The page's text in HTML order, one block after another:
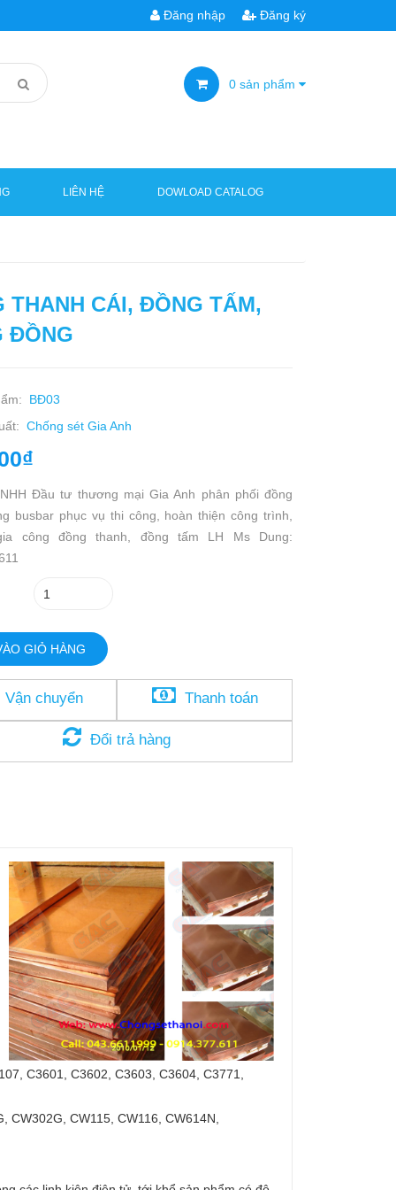
Đăng nhập Đăng ký
0 sản phẩm
LIÊN HỆ DOWLOAD CATALOG
THANH CÁI, ĐỒNG TẤM,
ĐỒNG
BĐ03
Chống sét Gia Anh
Đầu tư thương mại Gia Anh phân phối đồng
busbar phục vụ thi công, hoàn thiện công trình,
công đồng thanh, đồng tấm LH Ms Dung:
GIỎ HÀNG
Vận chuyển Thanh toán
Đổi trả hàng
C3601, C3602, C3603, C3604, C3771,
CW302G, CW115, CW116, CW614N,